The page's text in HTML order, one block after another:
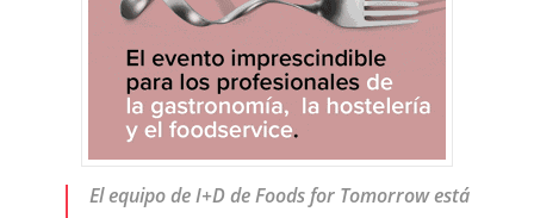
El equipo de I+D de Foods for Tomorrow está